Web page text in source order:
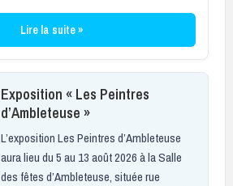
Lire la suite »
Exposition « Les Peintres
d’Ambleteuse »
L’exposition Les Peintres d’Ambleteuse
aura lieu du 5 au 13 août 2026 à la Salle
des fêtes d’Ambleteuse, située rue